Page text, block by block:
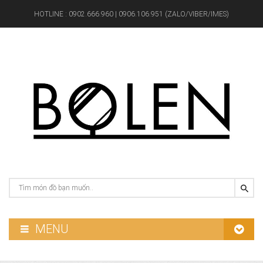
HOTLINE : 0902.666.960 | 0906.106.951 (ZALO/VIBER/IMES)
MENU